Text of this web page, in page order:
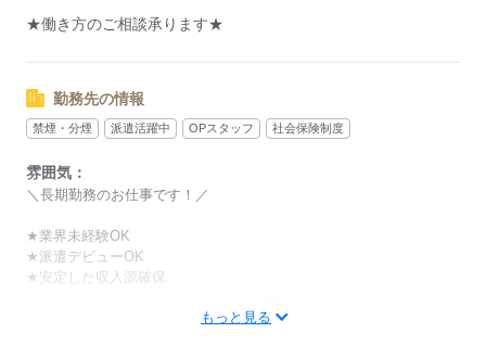
★働き方のご相談承ります★
勤務先の情報
禁煙・分煙 派遣活躍中 OPスタッフ 社会保険制度
雰囲気：
＼長期勤務のお仕事です！／
★業界未経験OK
★派遣デビューOK
★安定した収入源確保
男性
もっと見る